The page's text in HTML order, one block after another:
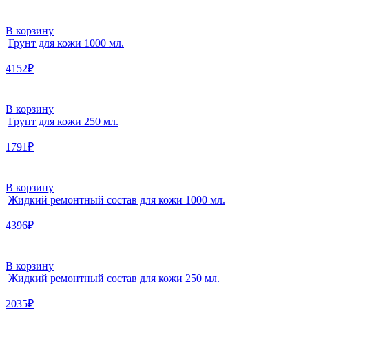
В корзину
Грунт для кожи 1000 мл.
4152₽
В корзину
Грунт для кожи 250 мл.
1791₽
В корзину
Жидкий ремонтный состав для кожи 1000 мл.
4396₽
В корзину
Жидкий ремонтный состав для кожи 250 мл.
2035₽